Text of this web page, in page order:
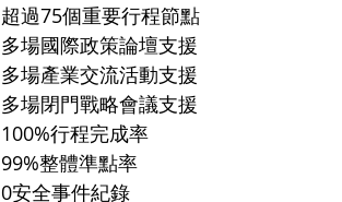
超過75個重要行程節點
多場國際政策論壇支援
多場產業交流活動支援
多場閉門戰略會議支援
100%行程完成率
99%整體準點率
0安全事件紀錄